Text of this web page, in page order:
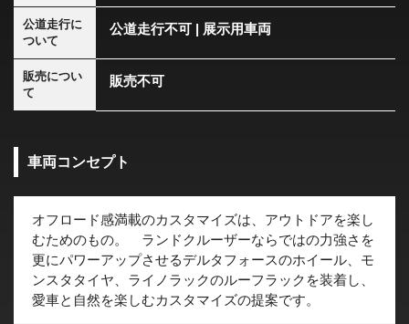
公道走行に
ついて
公道走行不可 | 展示用車両
販売につい
て
販売不可
車両コンセプト
オフロード感満載のカスタマイズは、アウトドアを楽し
むためのもの。 ランドクルーザーならではの力強さを
更にパワーアップさせるデルタフォースのホイール、モ
ンスタタイヤ、ライノラックのルーフラックを装着し、
愛車と自然を楽しむカスタマイズの提案です。